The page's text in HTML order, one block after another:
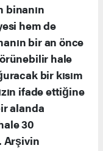
binanın
hem de
bir an önce
hale
bir kısım
ifade ettiğine
alanda
30
Arşivin